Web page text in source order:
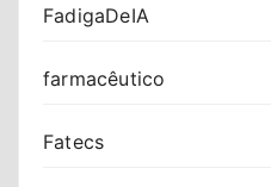
FadigaDeIA
farmacêutico
Fatecs